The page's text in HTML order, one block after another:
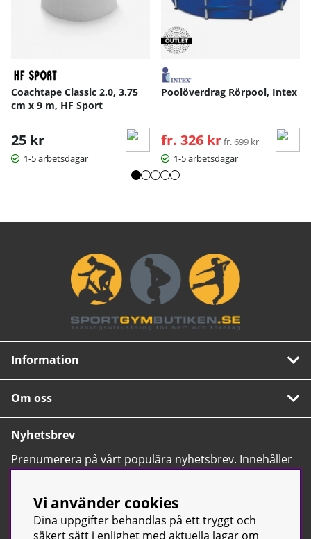
Coachtape Classic 2.0, 3.75
cm x 9 m, HF Sport
25 kr
1-5 arbetsdagar
Poolöverdrag Rörpool, Intex
fr. 326 kr Ordinarie pris:
fr. 699 kr
1-5 arbetsdagar
Information
Om oss
Nyhetsbrev
Prenumerera på vårt populära nyhetsbrev. Innehåller
tips, nyheter och våra allra bästa erbjudanden.
Vi använder cookies
Dina uppgifter behandlas på ett tryggt och
säkert sätt i enlighet med aktuella lagar om